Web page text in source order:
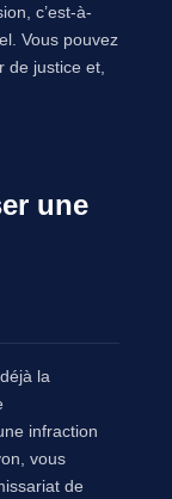
c’est-à-
Vous pouvez
de justice et,
une
la
infraction
vous
de